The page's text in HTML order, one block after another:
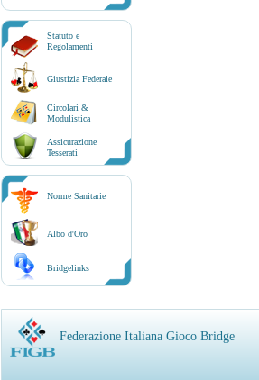
Statuto e
Regolamenti
Giustizia Federale
Circolari &
Modulistica
Assicurazione
Tesserati
Norme Sanitarie
Albo d'Oro
Bridgelinks
Federazione Italiana Gioco Bridge